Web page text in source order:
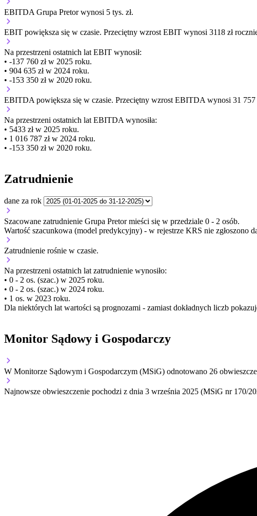
EBITDA Grupa Pretor wynosi 5 tys. zł.
EBIT powiększa się w czasie. Przeciętny wzrost EBIT wynosi 3118 zł
Na przestrzeni ostatnich lat EBIT wynosił:
• -137 760 zł w 2025 roku.
• 904 635 zł w 2024 roku.
• -153 350 zł w 2020 roku.
EBITDA powiększa się w czasie. Przeciętny wzrost EBITDA wynosi 31 757
Na przestrzeni ostatnich lat EBITDA wynosiła:
• 5433 zł w 2025 roku.
• 1 016 787 zł w 2024 roku.
• -153 350 zł w 2020 roku.
Zatrudnienie
dane za rok
Szacowane zatrudnienie Grupa Pretor mieści się w przedziale 0 - 2 osób.
Wartość szacunkowa (model predykcyjny) - w rejestrze KRS nie zgłoszono
Zatrudnienie rośnie w czasie.
Na przestrzeni ostatnich lat zatrudnienie wynosiło:
• 0 - 2 os. (szac.) w 2025 roku.
• 0 - 2 os. (szac.) w 2024 roku.
• 1 os. w 2023 roku.
Dla niektórych lat wartości są prognozami - zamiast dokładnych liczb
Monitor Sądowy i Gospodarczy
W Monitorze Sądowym i Gospodarczym (MSiG) odnotowano 26
Najnowsze obwieszczenie pochodzi z dnia 3 września 2025 (MSiG nr 170/